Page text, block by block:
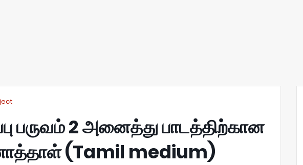
பருவம் 2 அனைத்து பாடத்திற்கான
(Tamil medium)